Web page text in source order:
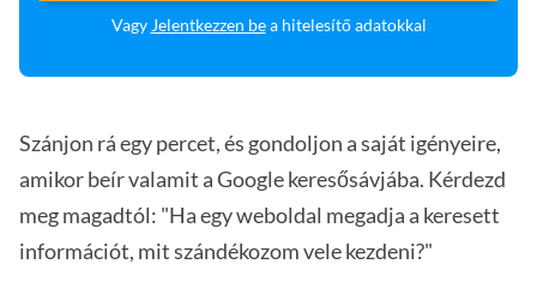
Vagy Jelentkezzen bea hitelesítő adatokkal
Szánjon rá egy percet, és gondoljon a saját igényeire,
amikor beír valamit a Google keresősávjába. Kérdezd
meg magadtól: "Ha egy weboldal megadja a keresett
információt, mit szándékozom vele kezdeni?"